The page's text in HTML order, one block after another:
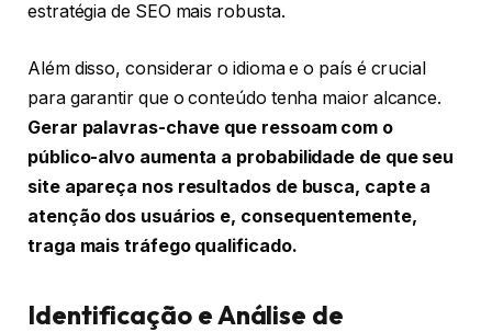
estratégia de SEO mais robusta.
Além disso, considerar o idioma e o país é crucial
para garantir que o conteúdo tenha maior alcance.
Gerar palavras-chave que ressoam com o
público-alvo aumenta a probabilidade de que seu
site apareça nos resultados de busca, capte a
atenção dos usuários e, consequentemente,
traga mais tráfego qualificado.
Identificação e Análise de